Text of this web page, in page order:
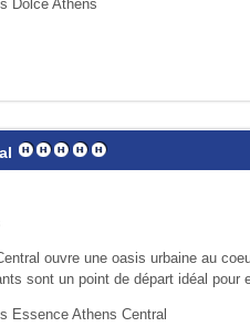
Dolce Athens
ouvre une oasis urbaine au
sont un point de départ idéal pour
Essence Athens Central